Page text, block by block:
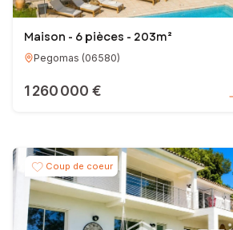
Maison - 6 pièces - 203m²
Pegomas (06580)
1 260 000 €
Coup de coeur